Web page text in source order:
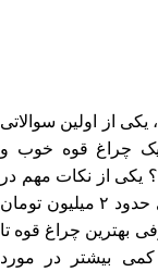
از اولین سوالاتی
چراغ قوه خوب و
یکی از نکات مهم در
انتخاب چراغ قوه، قیمت آن است. اگر بودجه‌ای حدود ۲ میلیون تومان
بهترین چراغ قوه تا
کمی بیشتر در مورد